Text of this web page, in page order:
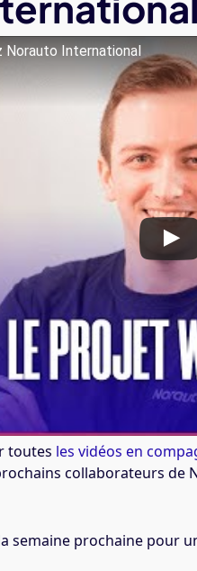
Norauto International
toutes les vidéos en
collaborateurs de
semaine prochaine pour